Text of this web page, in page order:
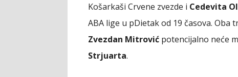
Košarkaši Crvene zvezde i Cedevita
ABA lige u pDietak od 19 časova.
Zvezdan Mitrović potencijalno neće
Strjuarta.